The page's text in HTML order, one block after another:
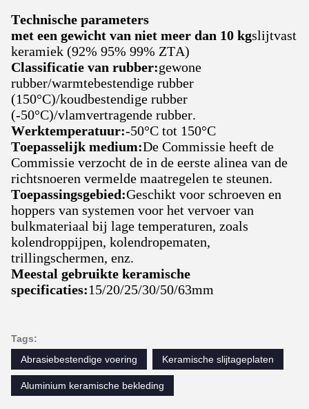
Technische parameters
met een gewicht van niet meer dan 10 kgslijtvast
keramiek (92% 95% 99% ZTA)
Classificatie van rubber:gewone
rubber/warmtebestendige rubber
(150°C)/koudbestendige rubber
(-50°C)/vlamvertragende rubber.
Werktemperatuur:-50°C tot 150°C
Toepasselijk medium:De Commissie heeft de
Commissie verzocht de in de eerste alinea van de
richtsnoeren vermelde maatregelen te steunen.
Toepassingsgebied:Geschikt voor schroeven en
hoppers van systemen voor het vervoer van
bulkmateriaal bij lage temperaturen, zoals
kolendroppijpen, kolendropematen,
trillingschermen, enz.
Meestal gebruikte keramische
specificaties:15/20/25/30/50/63mm
Tags:
Abrasiebestendige voering
Keramische slijtageplaten
Aluminium keramische bekleding